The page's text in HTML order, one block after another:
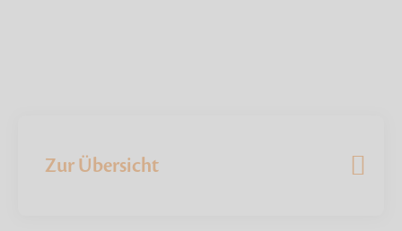
Zur Übersicht